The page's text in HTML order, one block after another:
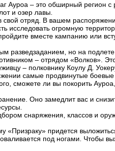
Ауроа – это обширный регион с
и озер лавы.
свой отряд. В вашем
исследовать огромную
вместе кампанию или
разведзаданием, но на подлете
– отрядом «Волков».
– полковнику Коулу Д.
самые продвинутые
сможете ли вы покорить
Оно замедлит вас и
снаряжения, классов и
«Призраку» придется
под ногами. Чтобы